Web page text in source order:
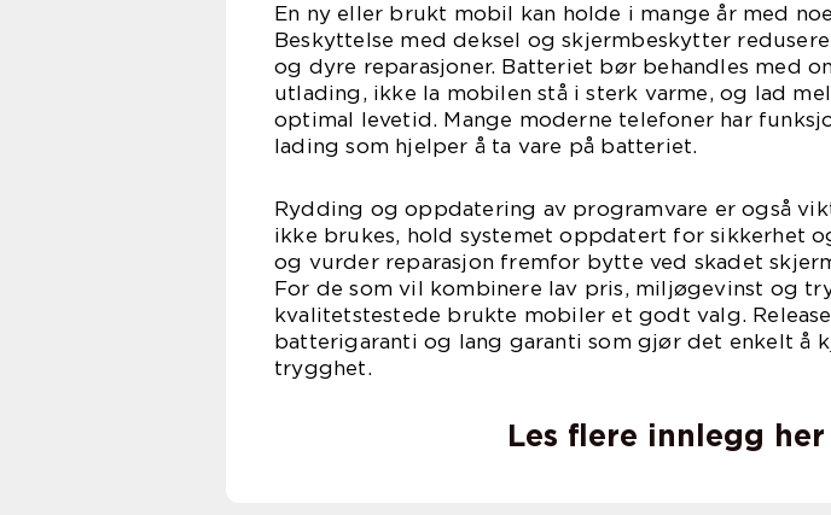
En ny eller brukt mobil kan holde i mange år med
Beskyttelse med deksel og skjermbeskytter
og dyre reparasjoner. Batteriet bør behandles med
utlading, ikke la mobilen stå i sterk varme, og lad
optimal levetid. Mange moderne telefoner har
lading som hjelper å ta vare på batteriet.
Rydding og oppdatering av programvare er også
ikke brukes, hold systemet oppdatert for sikkerhet
og vurder reparasjon fremfor bytte ved skadet
For de som vil kombinere lav pris, miljøgevinst og
kvalitetstestede brukte mobiler et godt valg.
batterigaranti og lang garanti som gjør det enkelt å
trygghet.
Les flere innlegg her